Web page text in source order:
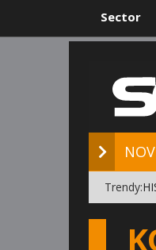
Sector
Trendy: